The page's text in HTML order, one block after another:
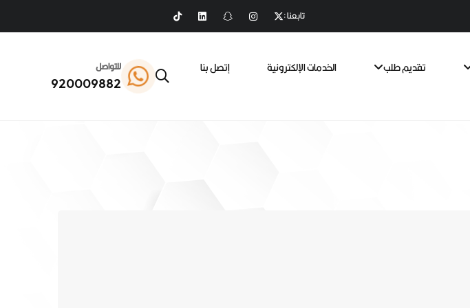
تابعنا :
تقديم طلب الخدمات الإلكترونية
إتصل بنا
للتواصل
920009882